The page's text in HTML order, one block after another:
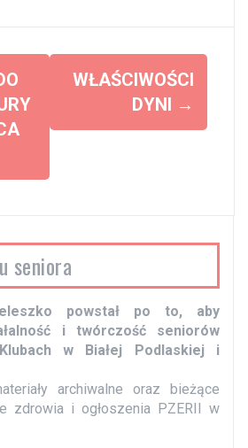
WŁAŚCIWOŚCI
DYNI →
seniora
powstał po to, aby
i twórczość seniorów
w Białej Podlaskiej i
archiwalne oraz bieżące
zdrowia i ogłoszenia PZERII w